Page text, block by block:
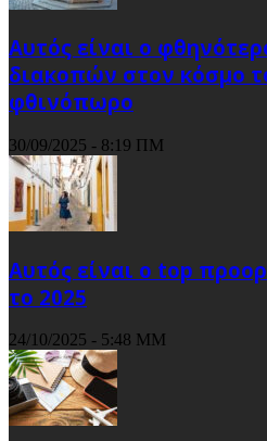
Αυτός είναι ο
διακοπών στον κόσμο
φθινόπωρο
30/09/2025 - 8:19 ΠΜ
Αυτός είναι ο top
το 2025
24/10/2025 - 5:48 ΜΜ